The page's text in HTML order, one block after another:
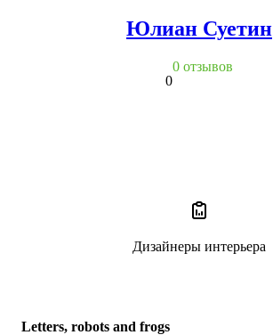
Letters, robots and frogs
Юлиан Суетин
0
0 отзывов
Дизайнеры интерьера